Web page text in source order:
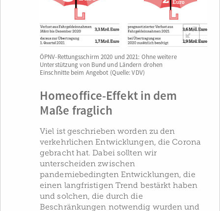
ÖPNV-Rettungsschirm 2020 und 2021: Ohne weitere
Unterstützung von Bund und Ländern drohen
Einschnitte beim Angebot (Quelle: VDV)
Homeoffice-Effekt in dem
Maße fraglich
Viel ist geschrieben worden zu den
verkehrlichen Entwicklungen, die Corona
gebracht hat. Dabei sollten wir
unterscheiden zwischen
pandemiebedingten Entwicklungen, die
einen langfristigen Trend bestärkt haben
und solchen, die durch die
Beschränkungen notwendig wurden und